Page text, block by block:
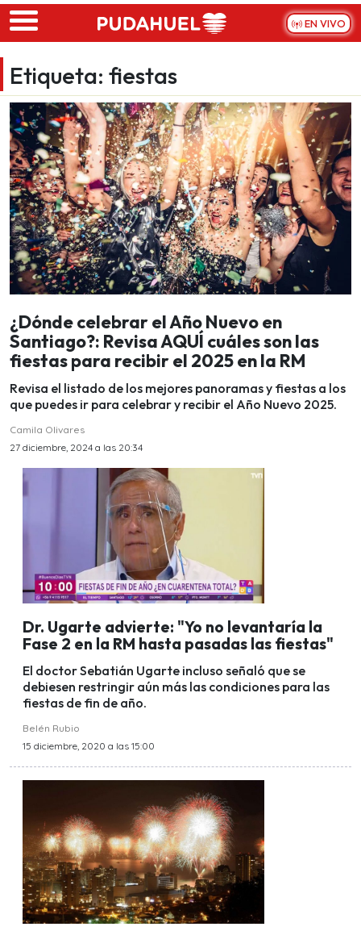
Skip to main content
EN VIVO
Etiqueta: fiestas
¿Dónde celebrar el Año Nuevo en
Santiago?: Revisa AQUÍ cuáles son las
fiestas para recibir el 2025 en la RM
Revisa el listado de los mejores panoramas y fiestas a los
que puedes ir para celebrar y recibir el Año Nuevo 2025.
Camila Olivares
27 diciembre, 2024 a las 20:34
Dr. Ugarte advierte: "Yo no levantaría la
Fase 2 en la RM hasta pasadas las fiestas"
El doctor Sebatián Ugarte incluso señaló que se
debiesen restringir aún más las condiciones para las
fiestas de fin de año.
Belén Rubio
15 diciembre, 2020 a las 15:00